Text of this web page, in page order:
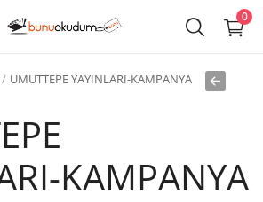
0
UMUTTEPE YAYINLARI-KAMPANYA
KAMPANYA